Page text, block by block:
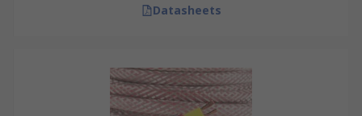
Datasheets